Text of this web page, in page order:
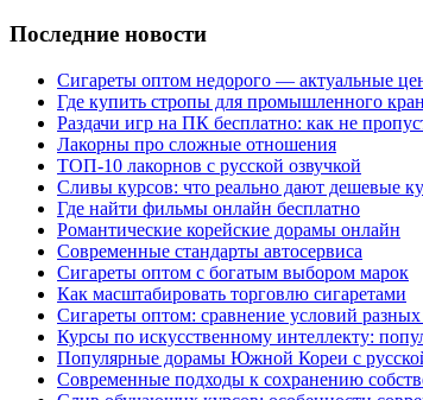
Последние новости
Сигареты оптом недорого — актуальные
Где купить стропы для промышленного
Раздачи игр на ПК бесплатно: как не
Лакорны про сложные отношения
ТОП-10 лакорнов с русской озвучкой
Сливы курсов: что реально дают дешевые
Где найти фильмы онлайн бесплатно
Романтические корейские дорамы онлайн
Современные стандарты автосервиса
Сигареты оптом с богатым выбором марок
Как масштабировать торговлю сигаретами
Сигареты оптом: сравнение условий
Курсы по искусственному интеллекту:
Популярные дорамы Южной Кореи с
Современные подходы к сохранению